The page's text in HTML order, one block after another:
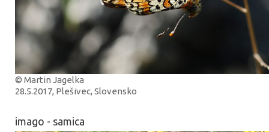
© Martin Jagelka
28.5.2017, Plešivec, Slovensko
imago - samica